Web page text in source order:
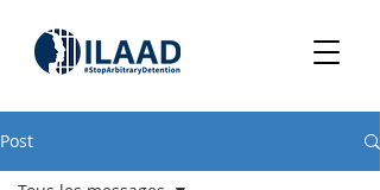
Post